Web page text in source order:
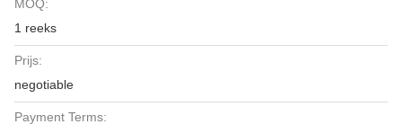
MOQ:
1 reeks
Prijs:
negotiable
Payment Terms: